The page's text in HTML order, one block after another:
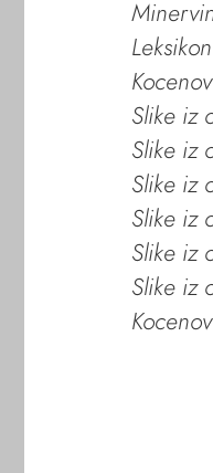
Slike iz
Slike iz
Slike iz
Slike iz
Slike iz
Slike iz